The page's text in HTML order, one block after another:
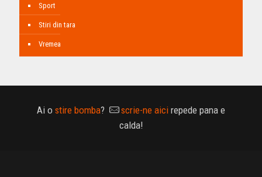
Sport
Stiri din tara
Vremea
Ai o stire bomba? scrie-ne aici repede pana e
calda!